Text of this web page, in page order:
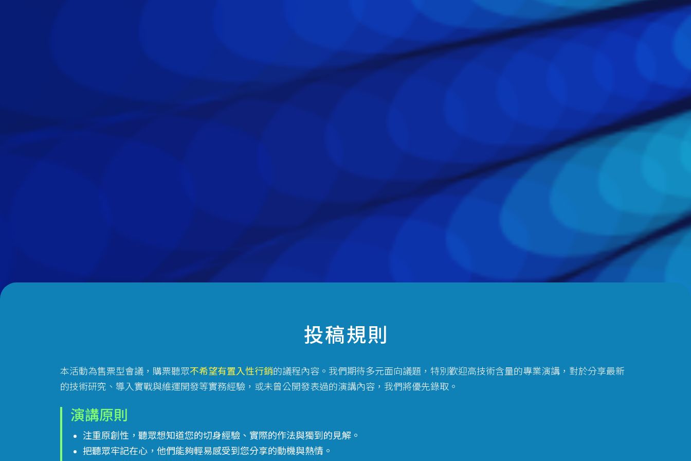
投稿規則
本活動為售票型會議，購票聽眾不希望有置入性行銷的議程內容。我們期待多元面向議題，特別歡迎高技術含量的專業演講，對於分享最新
的技術研究、導入實戰與維運開發等實務經驗，或未曾公開發表過的演講內容，我們將優先錄取。
演講原則
注重原創性，聽眾想知道您的切身經驗、實際的作法與獨到的見解。
把聽眾牢記在心，他們能夠輕易感受到您分享的動機與熱情。